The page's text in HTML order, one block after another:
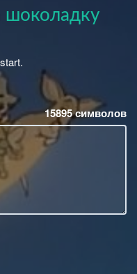
шоколадку
15895символов